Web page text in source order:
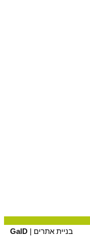
בניית אתרים | GalD